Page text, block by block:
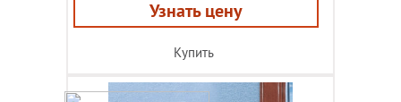
Узнать цену
Купить